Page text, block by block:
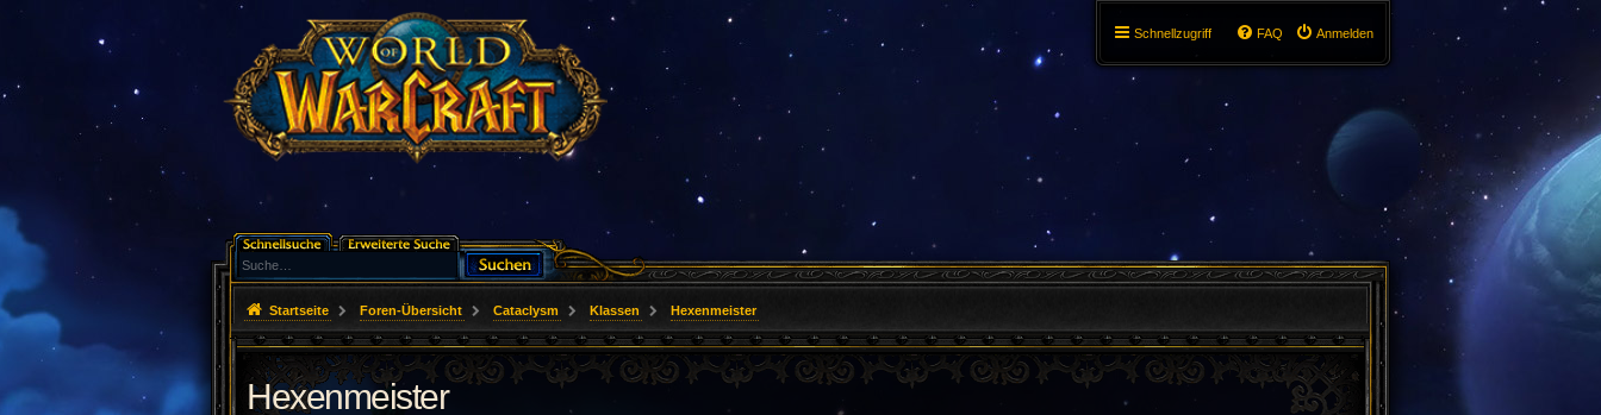
Schnellzugriff Anmelden
FAQ
Startseite Foren-Übersicht Cataclysm Klassen Hexenmeister
Hexenmeister